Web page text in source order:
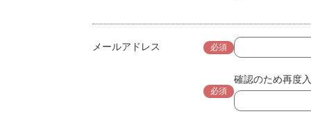
メールアドレス 必須
必須
確認のため再度